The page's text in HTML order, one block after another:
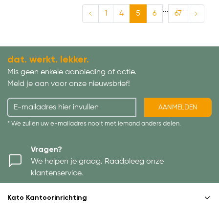
1 4 5 6 ... 67
dat. werkt. lekker.
Mis geen enkele aanbieding of actie.
Meld je aan voor onze nieuwsbrief!
AANMELDEN
* We zullen uw e-mailadres nooit met iemand anders delen.
Vragen?
We helpen je graag. Raadpleeg onze
klantenservice.
Kato Kantoorinrichting